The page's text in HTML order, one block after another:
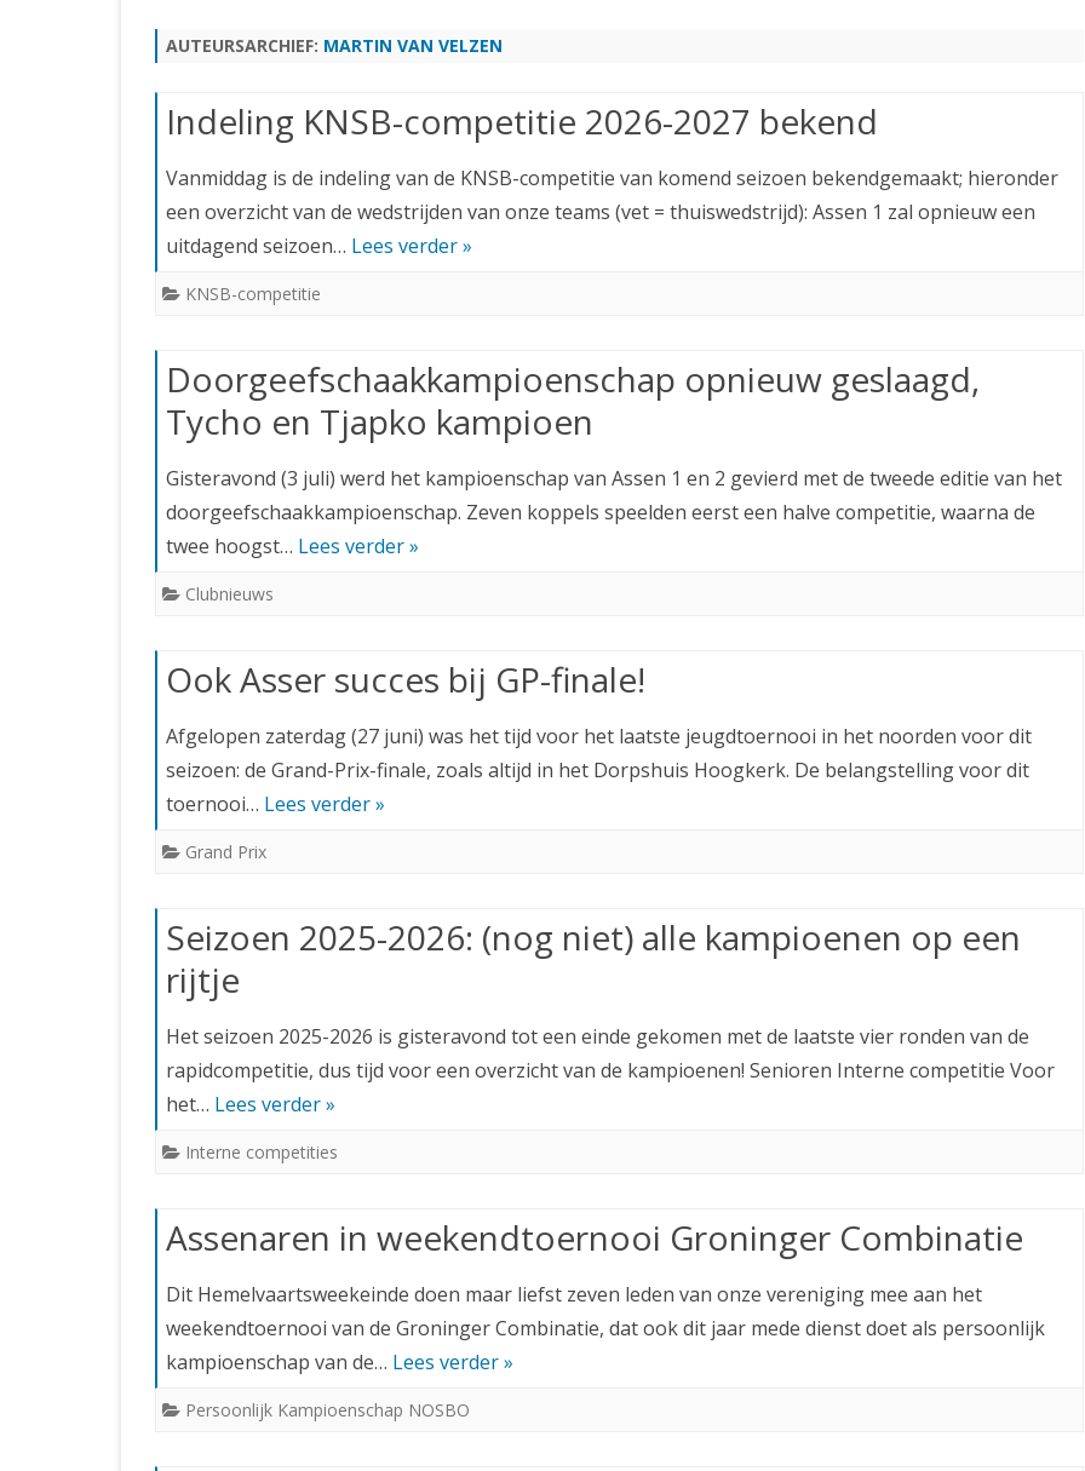
RAPIDKAMPIOENSCHAP 2025-
SPEELSCHEMA
2026
SNELSCHAAKKAMPIOENSCHAP
JEUGD 2025-2026
JEUGDKAMPIOENSCHAPPEN
JUBILEUMVIERKAMPEN UITSLAGENNOSBO-COMPETITIE
AUTEURSARCHIEF: MARTIN VAN VELZEN
Indeling KNSB-competitie 2026-2027 bekend
Vanmiddag is de indeling van de KNSB-competitie van komend seizoen bekendgemaakt; hieronder
een overzicht van de wedstrijden van onze teams (vet = thuiswedstrijd): Assen 1 zal opnieuw een
uitdagend seizoen… Lees verder »
KNSB-competitie
Doorgeefschaakkampioenschap opnieuw geslaagd,
Tycho en Tjapko kampioen
Gisteravond (3 juli) werd het kampioenschap van Assen 1 en 2 gevierd met de tweede editie van het
doorgeefschaakkampioenschap. Zeven koppels speelden eerst een halve competitie, waarna de
twee hoogst… Lees verder »
Clubnieuws
Ook Asser succes bij GP-finale!
Afgelopen zaterdag (27 juni) was het tijd voor het laatste jeugdtoernooi in het noorden voor dit
seizoen: de Grand-Prix-finale, zoals altijd in het Dorpshuis Hoogkerk. De belangstelling voor dit
toernooi… Lees verder »
Grand Prix
Seizoen 2025-2026: (nog niet) alle kampioenen op een
rijtje
Het seizoen 2025-2026 is gisteravond tot een einde gekomen met de laatste vier ronden van de
rapidcompetitie, dus tijd voor een overzicht van de kampioenen! Senioren Interne competitie Voor
het… Lees verder »
Interne competities
Assenaren in weekendtoernooi Groninger Combinatie
Dit Hemelvaartsweekeinde doen maar liefst zeven leden van onze vereniging mee aan het
weekendtoernooi van de Groninger Combinatie, dat ook dit jaar mede dienst doet als persoonlijk
kampioenschap van de… Lees verder »
Persoonlijk Kampioenschap NOSBO